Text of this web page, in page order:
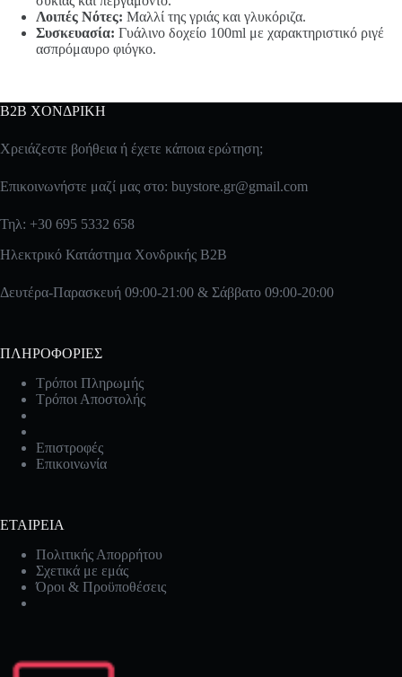
Λοιπές Νότες: Μαλλί της γριάς και γλυκόριζα.
Συσκευασία: Γυάλινο δοχείο 100ml με χαρακτηριστικό ριγέ
ασπρόμαυρο φιόγκο.
B2B ΧΟΝΔΡΙΚΗ
Χρειάζεστε βοήθεια ή έχετε κάποια ερώτηση;
Επικοινωνήστε μαζί μας στο: buystore.gr@gmail.com
Τηλ: +30 695 5332 658
Ηλεκτρικό Κατάστημα Χονδρικής B2B
Δευτέρα-Παρασκευή 09:00-21:00 & Σάββατο 09:00-20:00
ΠΛΗΡΟΦΟΡΙΕΣ
Τρόποι Πληρωμής
Τρόποι Αποστολής
Επιστροφές
Επικοινωνία
ΕΤΑΙΡΕΙΑ
Πολιτικής Απορρήτου
Σχετικά με εμάς
Όροι & Προϋποθέσεις